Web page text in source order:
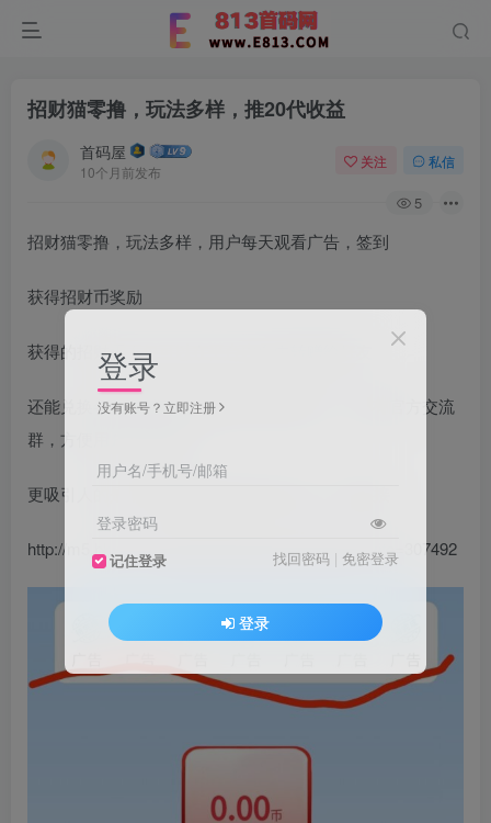
招财猫零撸，玩法多样，推20代收益
首码屋
10个月前发布
关注 私信
5
招财猫零撸，玩法多样，用户每天观看广告，签到
获得招财币奖励
获得的招财币不仅可以在平台内自由转赠给好友
还能兑换各类实用商品或直接充值话费等，平台有官方交流
群，方便用户互动交流
更吸引人的是，邀请好友20代推广收益。以下链接
http://m5.hkyxs.cn/#/pagesB/register/register?invite=307492
登录
没有账号？立即注册
用户名/手机号/邮箱
登录密码
记住登录 找回密码 | 免密登录
登录